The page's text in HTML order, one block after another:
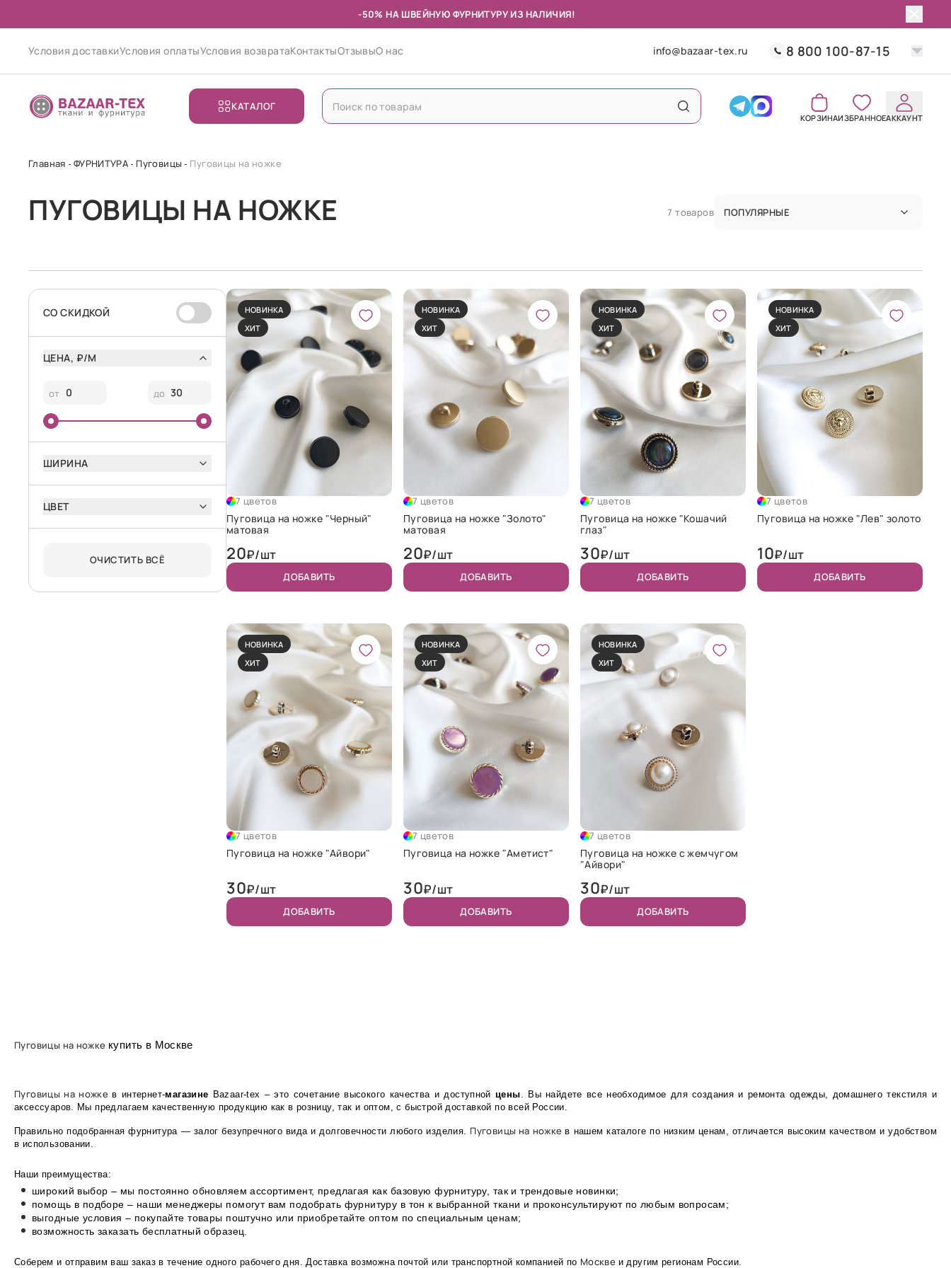
-50% НА ШВЕЙНУЮ ФУРНИТУРУ ИЗ НАЛИЧИЯ!
Условия доставкиУсловия оплатыУсловия возвратаКонтактыОтзывыО нас info@bazaar-tex.ru 8 800 100-87-15
КАТАЛОГ
КОРЗИНАИЗБРАННОЕАККАУНТ
Главная ФУРНИТУРА Пуговицы Пуговицы на ножке
ПУГОВИЦЫ НА НОЖКЕ 7 товаров ПОПУЛЯРНЫЕ
CО СКИДКОЙ
ЦЕНА, ₽/М
от до
ШИРИНА
ЦВЕТ
ОЧИСТИТЬ ВСЁ
НОВИНКА
ХИТ
7 цветов
Пуговица на ножке "Черный"
матовая
20₽/шт
ДОБАВИТЬ
НОВИНКА
ХИТ
7 цветов
Пуговица на ножке "Золото"
матовая
20₽/шт
ДОБАВИТЬ
НОВИНКА
ХИТ
7 цветов
Пуговица на ножке "Кошачий
глаз"
30₽/шт
ДОБАВИТЬ
НОВИНКА
ХИТ
7 цветов
Пуговица на ножке "Лев" золото
10₽/шт
ДОБАВИТЬ
НОВИНКА
ХИТ
7 цветов
Пуговица на ножке "Айвори"
30₽/шт
ДОБАВИТЬ
НОВИНКА
ХИТ
7 цветов
Пуговица на ножке "Аметист"
30₽/шт
ДОБАВИТЬ
НОВИНКА
ХИТ
7 цветов
Пуговица на ножке с жемчугом
"Айвори"
30₽/шт
ДОБАВИТЬ
Пуговицы на ножке купить в Москве
Пуговицы на ножкев интернет-магазине Bazaar-tex – это сочетание высокого качества и доступнойцены. Вы найдете все необходимое для создания и ремонта одежды, домашнего текстиля и
аксессуаров. Мы предлагаем качественную продукцию как в розницу, так и оптом, с быстрой доставкой по всей России.
Правильно подобранная фурнитура — залог безупречного вида и долговечности любого изделия. Пуговицы на ножкев нашем каталоге по низким ценам, отличается высоким качеством и удобством
в использовании.
Наши преимущества:
широкий выбор – мы постоянно обновляем ассортимент, предлагая как базовую фурнитуру, так и трендовые новинки;
помощь в подборе – наши менеджеры помогут вам подобрать фурнитуру в тон к выбранной ткани и проконсультируют по любым вопросам;
выгодные условия – покупайте товары поштучно или приобретайте оптом по специальным ценам;
возможность заказать бесплатный образец.
Соберем и отправим ваш заказ в течение одного рабочего дня. Доставка возможна почтой или транспортной компанией по Москве и другим регионам России.